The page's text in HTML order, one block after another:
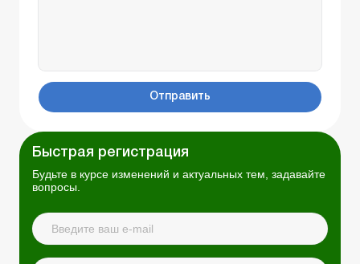
Отправить
Быстрая регистрация
Будьте в курсе изменений и актуальных тем, задавайте
вопросы.